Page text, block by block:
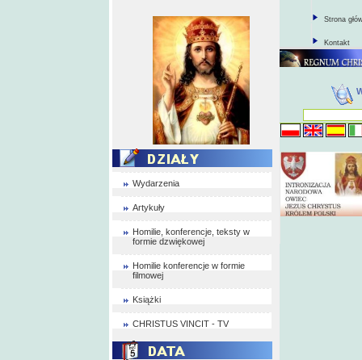
Wydarzenia
Artykuły
Homilie, konferencje, teksty w
formie dzwiękowej
Homilie konferencje w formie
filmowej
Książki
CHRISTUS VINCIT - TV
Strona
Kontakt